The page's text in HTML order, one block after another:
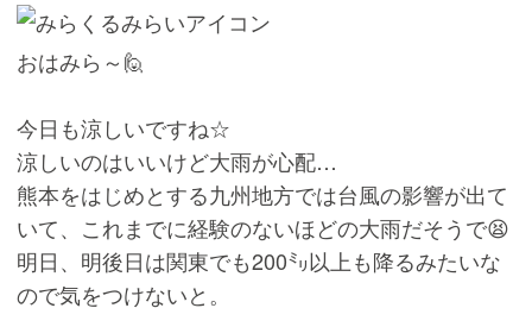
おはみら～🙋
今日も涼しいですね☆
涼しいのはいいけど大雨が心配…
熊本をはじめとする九州地方では台風の影響が出て
いて、これまでに経験のないほどの大雨だそうで😫
明日、明後日は関東でも200㍉以上も降るみたいな
ので気をつけないと。